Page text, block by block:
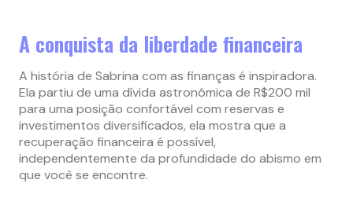
A conquista da liberdade financeira
A história de Sabrina com as finanças é inspiradora.
Ela partiu de uma dívida astronômica de R$200 mil
para uma posição confortável com reservas e
investimentos diversificados, ela mostra que a
recuperação financeira é possível,
independentemente da profundidade do abismo em
que você se encontre.